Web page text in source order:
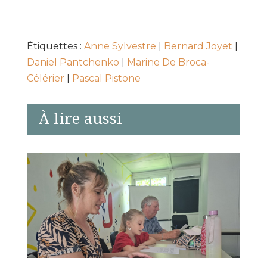
Étiquettes : Anne Sylvestre Bernard Joyet
Daniel Pantchenko
Marine De Broca-
Célérier
Pascal Pistone
À lire aussi